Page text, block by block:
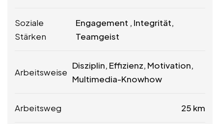
Soziale
Stärken
Engagement , Integrität,
Teamgeist
Arbeitsweise
Disziplin, Effizienz, Motivation,
Multimedia-Knowhow
Arbeitsweg 25 km